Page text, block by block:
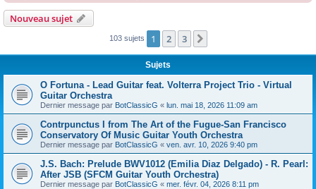
Nouveau sujet
103 sujets 1 2 3
Sujets
O Fortuna - Lead Guitar feat. Volterra Project Trio - Virtual
Guitar Orchestra
Dernier message par BotClassicG « lun. mai 18, 2026 11:09 am
Contrpunctus I from The Art of the Fugue-San Francisco
Conservatory Of Music Guitar Youth Orchestra
Dernier message par BotClassicG « ven. avr. 10, 2026 9:40 pm
J.S. Bach: Prelude BWV1012 (Emilia Diaz Delgado) - R. Pearl:
After JSB (SFCM Guitar Youth Orchestra)
Dernier message par BotClassicG « mer. févr. 04, 2026 8:11 pm